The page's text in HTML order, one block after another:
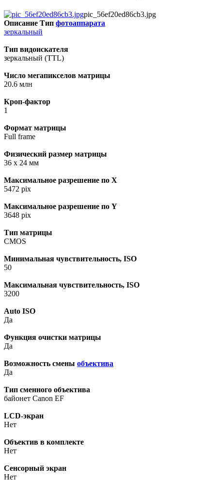
pic_56ef20ed86cb3.jpg
Описание Тип фотоаппарата
зеркальный
Тип видоискателя
зеркальный (TTL)
Число мегапикселов матрицы
20.6 млн
Кроп-фактор
1
Формат матрицы
Full frame
Физический размер матрицы
36 x 24 мм
Максимальное разрешение по X
5472 pix
Максимальное разрешение по Y
3648 pix
Тип матрицы
CMOS
Минимальная чувствительность, ISO
50
Максимальная чувствительность, ISO
3200
Auto ISO
Да
Функция очистки матрицы
Да
Возможность смены объектива
Да
Тип сменного объектива
байонет Canon EF
LCD-экран
Нет
Объектив в комплекте
Нет
Сенсорный экран
Нет